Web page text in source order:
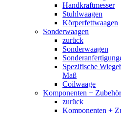
Handkraftmesser
Stuhlwaagen
Körperfettwaagen
Sonderwaagen
zurück
Sonderwaagen
Spezifische
Maß
Coilwaage
Komponenten + Zubehör
zurück
Komponenten +